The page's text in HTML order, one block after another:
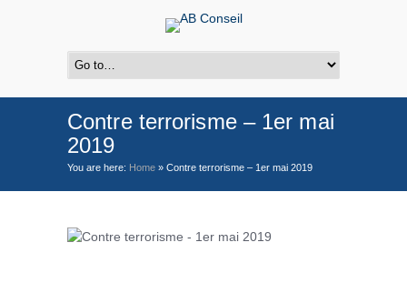
Contre terrorisme – 1er mai
2019
You are here: Home » Contre terrorisme – 1er mai 2019